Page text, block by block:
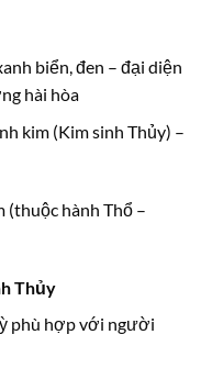
biển, đen – đại diện
hài hòa
kim (Kim sinh Thủy) –
(thuộc hành Thổ –
Thủy
phù hợp với người